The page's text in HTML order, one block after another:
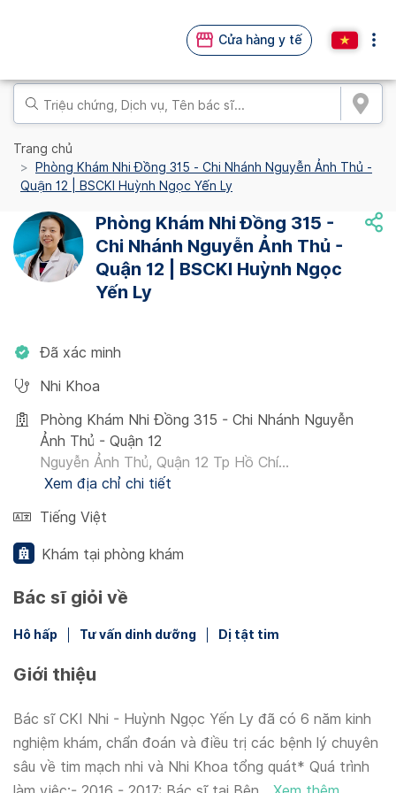
Cửa hàng y tế
Trang chủ
Phòng Khám Nhi Đồng 315 - Chi Nhánh Nguyễn Ảnh Thủ -
Quận 12 | BSCKI Huỳnh Ngọc Yến Ly
Phòng Khám Nhi Đồng 315 -
Chi Nhánh Nguyễn Ảnh Thủ -
Quận 12 | BSCKI Huỳnh Ngọc
Yến Ly
Đã xác minh
Nhi Khoa
Phòng Khám Nhi Đồng 315 - Chi Nhánh Nguyễn
Ảnh Thủ - Quận 12
Nguyễn Ảnh Thủ, Quận 12 Tp Hồ Chí...
Xem địa chỉ chi tiết
Tiếng Việt
Khám tại phòng khám
Bác sĩ giỏi về
Hô hấp Tư vấn dinh dưỡng Dị tật tim
Giới thiệu
Bác sĩ CKI Nhi - Huỳnh Ngọc Yến Ly đã có 6 năm kinh
nghiệm khám, chẩn đoán và điều trị các bệnh lý chuyên
sâu về tim mạch nhi và Nhi Khoa tổng quát* Quá trình